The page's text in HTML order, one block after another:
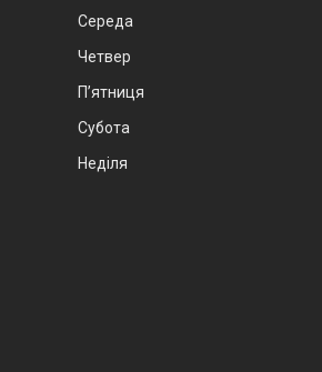
Середа
Четвер
Пʼятниця
Субота
Неділя